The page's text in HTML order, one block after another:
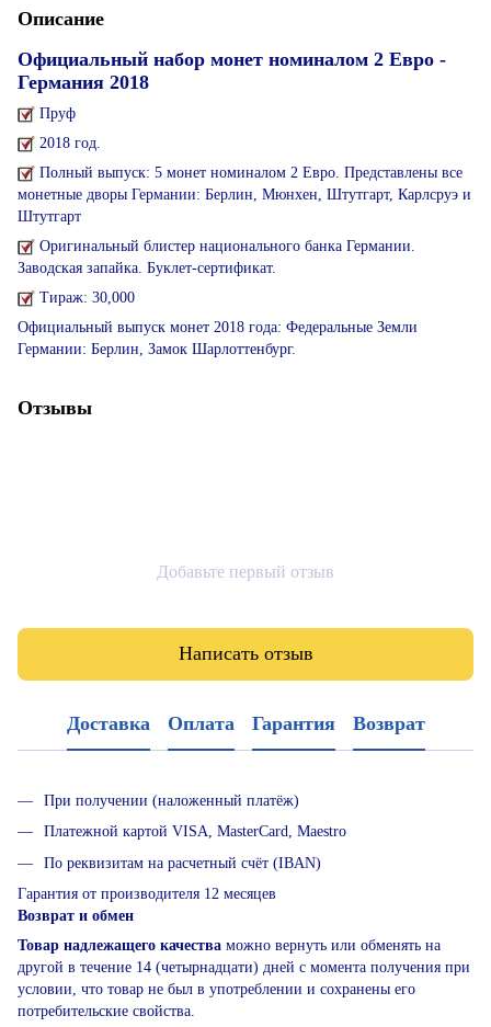
Описание
Официальный набор монет номиналом 2 Евро -
Германия 2018
Пруф
2018 год.
Полный выпуск: 5 монет номиналом 2 Евро. Представлены все
монетные дворы Германии: Берлин, Мюнхен, Штутгарт, Карлсруэ и
Штутгарт
Оригинальный блистер национального банка Германии.
Заводская запайка. Буклет-сертификат.
Тираж: 30,000
Официальный выпуск монет 2018 года: Федеральные Земли
Германии: Берлин, Замок Шарлоттенбург.
Отзывы
Добавьте первый отзыв
Написать отзыв
Доставка Оплата Гарантия Возврат
При получении (наложенный платёж)
Платежной картой VISA, MasterCard, Maestro
По реквизитам на расчетный счёт (IBAN)
Гарантия от производителя 12 месяцев
Возврат и обмен
Товар надлежащего качества можно вернуть или обменять на
другой в течение 14 (четырнадцати) дней с момента получения при
условии, что товар не был в употреблении и сохранены его
потребительские свойства.